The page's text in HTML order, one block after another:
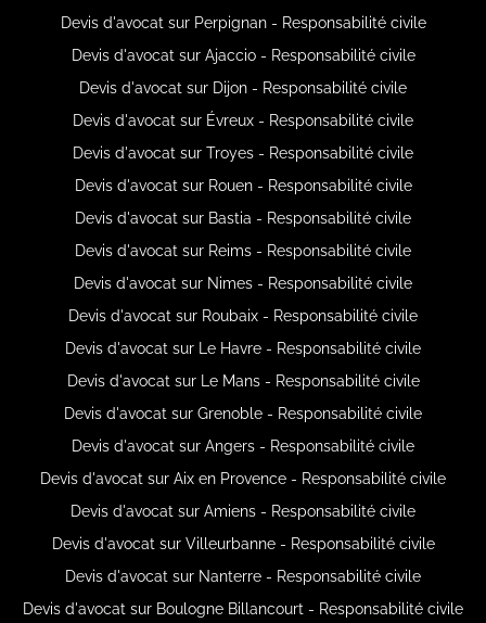
Devis d'avocat sur Perpignan - Responsabilité civile
Devis d'avocat sur Ajaccio - Responsabilité civile
Devis d'avocat sur Dijon - Responsabilité civile
Devis d'avocat sur Évreux - Responsabilité civile
Devis d'avocat sur Troyes - Responsabilité civile
Devis d'avocat sur Rouen - Responsabilité civile
Devis d'avocat sur Bastia - Responsabilité civile
Devis d'avocat sur Reims - Responsabilité civile
Devis d'avocat sur Nimes - Responsabilité civile
Devis d'avocat sur Roubaix - Responsabilité civile
Devis d'avocat sur Le Havre - Responsabilité civile
Devis d'avocat sur Le Mans - Responsabilité civile
Devis d'avocat sur Grenoble - Responsabilité civile
Devis d'avocat sur Angers - Responsabilité civile
Devis d'avocat sur Aix en Provence - Responsabilité civile
Devis d'avocat sur Amiens - Responsabilité civile
Devis d'avocat sur Villeurbanne - Responsabilité civile
Devis d'avocat sur Nanterre - Responsabilité civile
Devis d'avocat sur Boulogne Billancourt - Responsabilité civile